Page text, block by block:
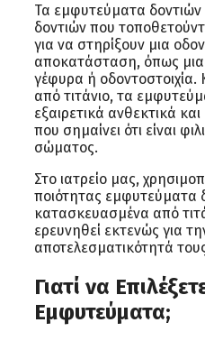
Τα εμφυτεύματα δοντιών
δοντιών που
για να στηρίξουν μια
αποκατάσταση, όπως
γέφυρα ή
από τιτάνιο, τα
εξαιρετικά ανθεκτικά
που σημαίνει ότι είναι
σώματος.
Στο ιατρείο μας,
ποιότητας εμφυτεύματα
κατασκευασμένα από
ερευνηθεί εκτενώς για
αποτελεσματικότητά
Γιατί να
Εμφυτεύματα;